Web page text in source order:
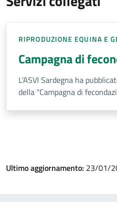
RIPRODUZIONE EQUINA E
Campagna di
L'ASVI Sardegna ha
della "Campagna di
Ultimo aggiornamento: 23/01/